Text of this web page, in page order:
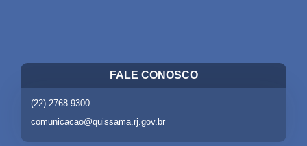
FALE CONOSCO
(22) 2768-9300
comunicacao@quissama.rj.gov.br